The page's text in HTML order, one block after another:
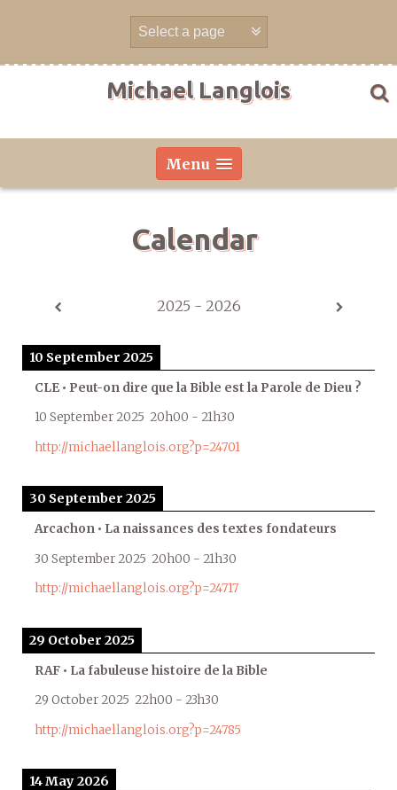
Michael Langlois
Menu
Calendar
2025 - 2026
10 September 2025
CLE • Peut-on dire que la Bible est la Parole de Dieu ?
10 September 2025 20h00 - 21h30
http://michaellanglois.org?p=24701
30 September 2025
Arcachon • La naissances des textes fondateurs
30 September 2025 20h00 - 21h30
http://michaellanglois.org?p=24717
29 October 2025
RAF • La fabuleuse histoire de la Bible
29 October 2025 22h00 - 23h30
http://michaellanglois.org?p=24785
14 May 2026